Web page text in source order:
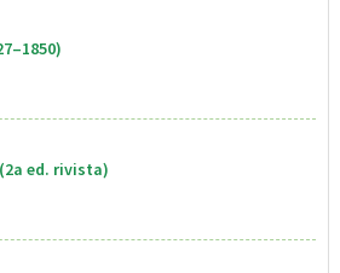
(2a ed. rivista)